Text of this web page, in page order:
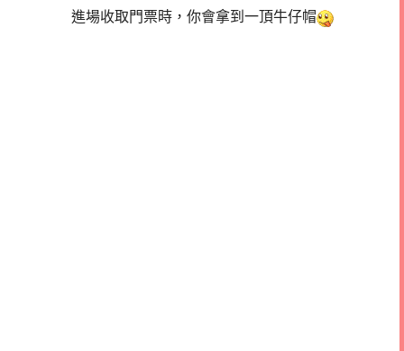
進場收取門票時，你會拿到一頂牛仔帽